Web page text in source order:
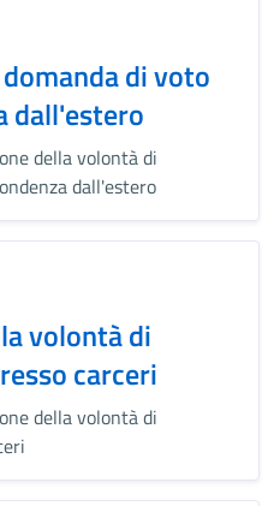
di voto
dall'estero
della volontà di
dall'estero
volontà di
carceri
della volontà di